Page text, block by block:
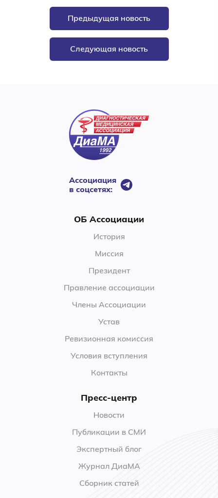
Предыдущая новость
Следующая новость
Ассоциация
в соцсетях:
ОБ Ассоциации
История
Миссия
Президент
Правление ассоциации
Члены Ассоциации
Устав
Ревизионная комиссия
Условия вступления
Контакты
Пресс-центр
Новости
Публикации в СМИ
Экспертный блог
Журнал ДиаМА
Сборник статей